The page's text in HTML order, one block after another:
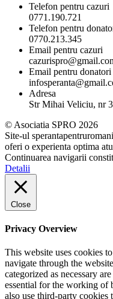
Telefon pentru cazuri
0771.190.721
Telefon pentru
0770.213.345
Email pentru cazuri
Email pentru donatori
Adresa
Str Mihai Veliciu, nr
© Asociatia SPRO 2026
Site-ul
oferi o experienta optima
Continuarea navigarii
Detalii
Close
Privacy Overview
This website uses cookies
navigate through the
categorized as necessary
essential for the working of
also use third-party cookies